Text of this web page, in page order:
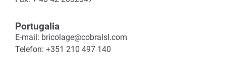
Portugalia
E-mail: bricolage@cobralsl.com
Telefon: +351 210 497 140